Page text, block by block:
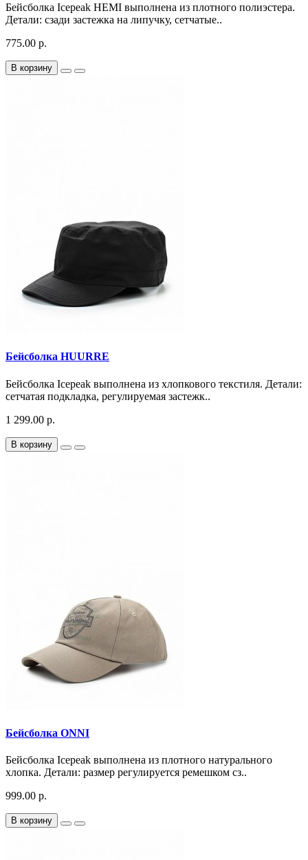
Бейсболка Icepeak HEMI выполнена из плотного полиэстера.
Детали: сзади застежка на липучку, сетчатые..
775.00 р.
В корзину
Бейсболка HUURRE
Бейсболка Icepeak выполнена из хлопкового текстиля. Детали:
сетчатая подкладка, регулируемая застежк..
1 299.00 р.
В корзину
Бейсболка ONNI
Бейсболка Icepeak выполнена из плотного натурального
хлопка. Детали: размер регулируется ремешком сз..
999.00 р.
В корзину